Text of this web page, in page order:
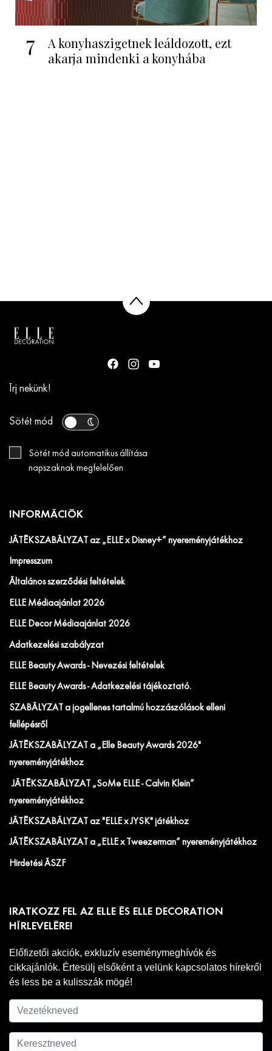
7
A konyhaszigetnek leáldozott, ezt
akarja mindenki a konyhába
Írj nekünk!
Sötét mód
Sötét mód automatikus állítása
napszaknak megfelelően
INFORMÁCIÓK
JÁTÉKSZABÁLYZAT az „ELLE x Disney+” nyereményjátékhoz
Impresszum
Általános szerződési feltételek
ELLE Médiaajánlat 2026
ELLE Decor Médiaajánlat 2026
Adatkezelési szabályzat
ELLE Beauty Awards - Nevezési feltételek
ELLE Beauty Awards - Adatkezelési tájékoztató.
SZABÁLYZAT a jogellenes tartalmú hozzászólások elleni
fellépésről
JÁTÉKSZABÁLYZAT a „Elle Beauty Awards 2026"
nyereményjátékhoz
JÁTÉKSZABÁLYZAT „SoMe ELLE - Calvin Klein”
nyereményjátékhoz
JÁTÉKSZABÁLYZAT az "ELLE x JYSK" játékhoz
JÁTÉKSZABÁLYZAT a „ELLE x Tweezerman” nyereményjátékhoz
Hirdetési ÁSZF
IRATKOZZ FEL AZ ELLE ÉS ELLE DECORATION
HÍRLEVELÉRE!
Előfizetői akciók, exkluzív eseménymeghívók és
cikkajánlók. Értesülj elsőként a velünk kapcsolatos hírekről
és less be a kulisszák mögé!